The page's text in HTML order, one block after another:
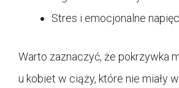
Stres i emocjonalne
Warto zaznaczyć, że pokrzywka
u kobiet w ciąży, które nie miały